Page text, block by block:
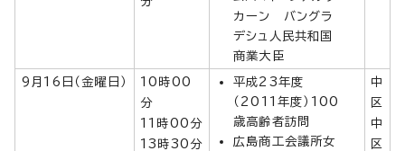
カーン バングラ
デシュ人民共和国
商業大臣
9月16日（金曜日）
10時00
分
11時00分
13時30分
平成23年度
（2011年度）100
歳高齢者訪問
広島商工会議所女
中
区
中
区